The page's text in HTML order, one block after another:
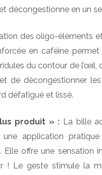
décongestionne en un
des oligo-éléments
en caféine permet
du contour de l’œil,
de décongestionner
défatigué et lissé.
produit » : La bille
une application
Elle offre une sensation
! Le geste stimule la